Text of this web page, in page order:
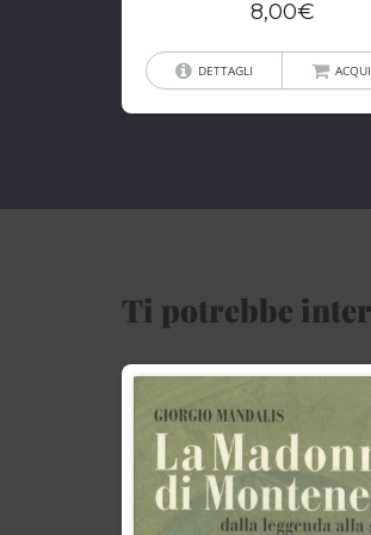
8,00€
DETTAGLI
Ti potrebbe